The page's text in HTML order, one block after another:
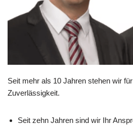
Seit mehr als 10 Jahren stehen wir
Zuverlässigkeit.
Seit zehn Jahren sind wir Ihr